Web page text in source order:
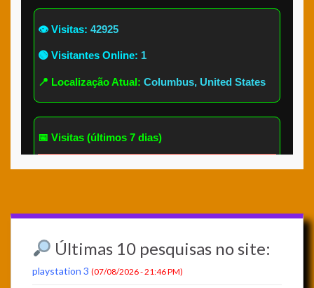
Últimas 10 pesquisas no site:
playstation 3 (07/08/2026 - 21:46 PM)